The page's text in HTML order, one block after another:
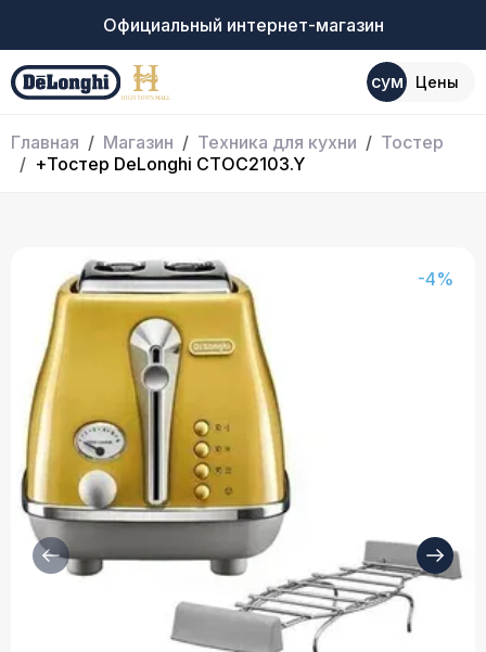
Официальный интернет-магазин
сум Цены
Главная Магазин Техника для кухни
Тостер
+Тостер DeLonghi CTOC2103.Y
-4%